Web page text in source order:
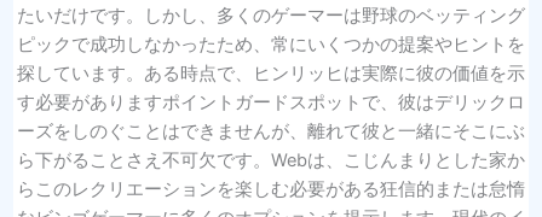
たいだけです。しかし、多くのゲーマーは野球のベッティング
ピックで成功しなかったため、常にいくつかの提案やヒントを
探しています。ある時点で、ヒンリッヒは実際に彼の価値を示
す必要がありますポイントガードスポットで、彼はデリックロ
ーズをしのぐことはできませんが、離れて彼と一緒にそこにぶ
ら下がることさえ不可欠です。Webは、こじんまりとした家か
らこのレクリエーションを楽しむ必要がある狂信的または怠惰